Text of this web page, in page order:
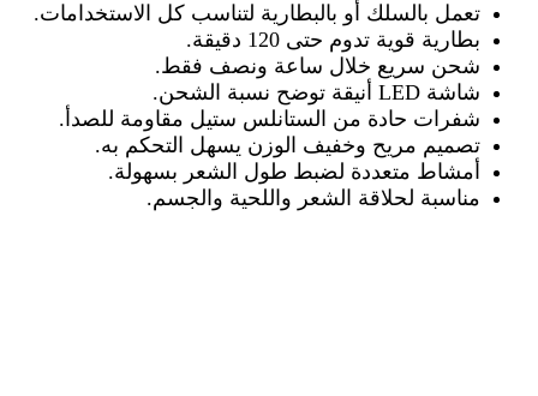
تعمل بالسلك أو بالبطارية لتناسب كل الاستخدامات.
بطارية قوية تدوم حتى 120 دقيقة
.
شحن سريع خلال ساعة ونصف فقط.
شاشة LED أنيقة توضح نسبة الشحن.
شفرات حادة من الستانلس ستيل مقاومة للصدأ .
تصميم مريح وخفيف الوزن يسهل التحكم به.
أمشاط متعددة لضبط طول الشعر بسهولة.
مناسبة لحلاقة الشعر واللحية والجسم.